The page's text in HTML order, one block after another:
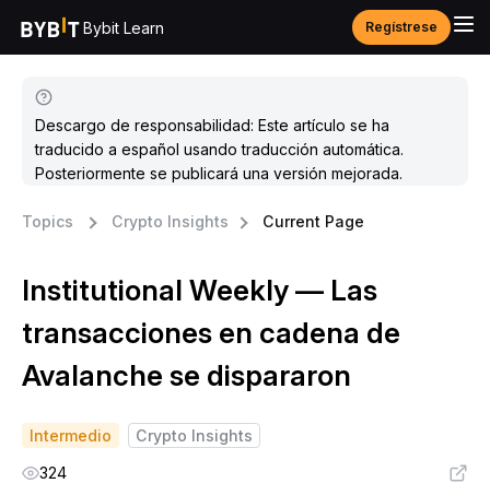
Bybit Learn Regístrese
Descargo de responsabilidad: Este artículo se ha
traducido a español usando traducción automática.
Posteriormente se publicará una versión mejorada.
Topics Crypto Insights Current Page
Institutional Weekly — Las
transacciones en cadena de
Avalanche se dispararon
Intermedio
Crypto Insights
324